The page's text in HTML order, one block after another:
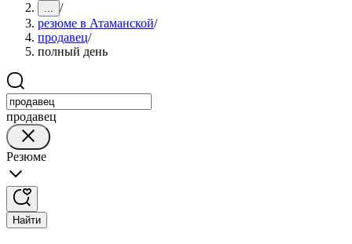
... /
резюме в Атаманской/
продавец/
полный день
продавец
Резюме
Найти